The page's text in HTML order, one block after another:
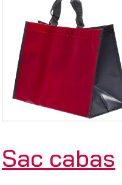
Sac cabas